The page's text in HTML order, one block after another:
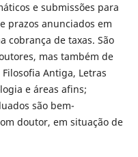
e submissões para
prazos anunciados em
cobrança de taxas. São
mas também de
Antiga, Letras
e áreas afins;
são bem-
doutor, em situação de